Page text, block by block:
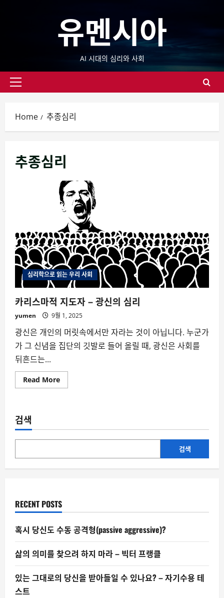
유멘시아
AI 시대의 심리와 사회
Primary
Home 추종심리
추종심리
심리학으로 읽는 우리 사회
카리스마적 지도자 – 광신의 심리
yumen 9월 1, 2025
광신은 개인의 머릿속에서만 자라는 것이 아닙니다. 누군가
가 그 신념을 집단의 깃발로 들어 올릴 때, 광신은 사회를
뒤흔드는...
Read MoreRead
more
적
도
–
신
검색
검색
RECENT POSTS
혹시 당신도 수동 공격형(passive aggressive)?
삶의 의미를 찾으려 하지 마라 – 빅터 프랭클
있는 그대로의 당신을 받아들일 수 있나요? – 자기수용 테
스트